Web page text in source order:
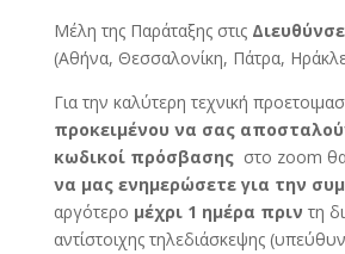
Μέλη της Παράταξης στις
(Αθήνα, Θεσσαλονίκη, Πάτρα,
Για την καλύτερη τεχνική
προκειμένου να σας
κωδικοί πρόσβασηςστο zoom
να μας ενημερώσετε για την
αργότερο μέχρι 1 ημέρα πριν τη
αντίστοιχης τηλεδιάσκεψης